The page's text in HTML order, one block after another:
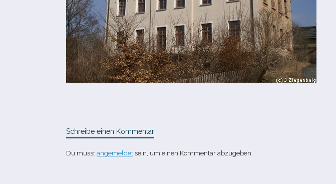
Schreibe einen Kommentar
Du musst angemeldet sein, um einen Kommentar abzugeben.